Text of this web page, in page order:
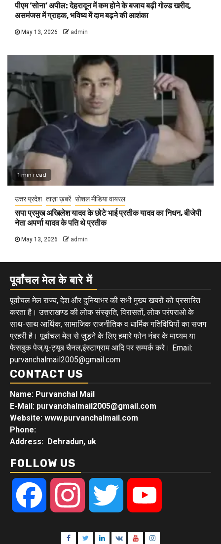
पीएम ‘सोना’ अपील: देहरादून में कम होने के बजाय बढ़ी गोल्ड खरीद,
असमंजस में ग्राहक, भविष्य में दाम बढ़ने की आशंका
May 13, 2026 admin
1 min read
उत्तर प्रदेश ताज़ा ख़बरें सोशल मीडिया वायरल
सपा प्रमुख अखिलेश यादव के छोटे भाई प्रतीक यादव का निधन, बीजेपी
नेता अपर्णा यादव के पति थे प्रतीक
May 13, 2026 admin
पूर्वांचल मेल के बारे में
पूर्वांचल मेल राज्य, देश और दुनियाभर की सभी मुख्य खबरों को प्रसारित
करता है। उत्तराखण्ड की लोक संस्कृति, विरासतों, लोक परंपराओ के
साथ-साथ आर्थिक, सामाजिक राजनीतिक व धार्मिक गतिविधियों का सजग
प्रहरी है। पूर्वांचल मेल से जुड़ने के लिए हमारे फोन नंबर के माध्यम या
फेसबुक पेज,यू-ट्यूब चैनल,इंस्टाग्राम आदि पर सम्पर्क करे। Email:
purvanchalmail2005@gmail.com
CONTACT US
Name: Purvanchal Mail
E-Mail: purvanchalmail2005@gmail.com
Website: www.purvanchalmail.com
Phone:
Address: Dehradun, uk
FOLLOW US
Facebook Instagram Twitter
Facebook
TwitterLinkedin
VK YoutubeInstagram